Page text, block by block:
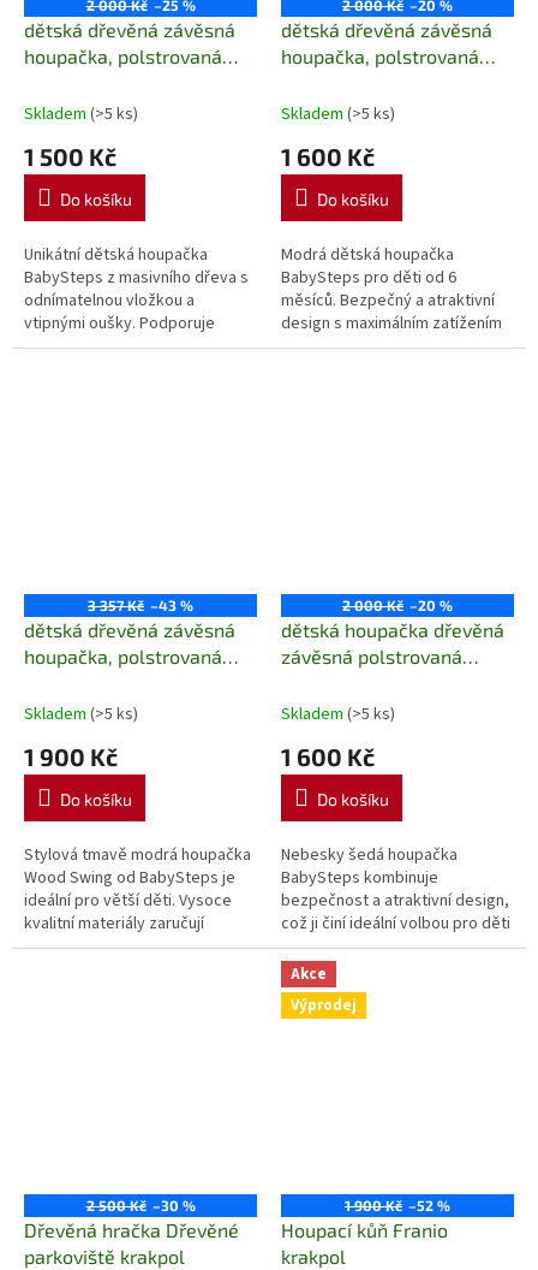
2 000 Kč –25 %
dětská dřevěná závěsná
houpačka, polstrovaná
babysteps
Skladem (>5 ks)
1 500 Kč
Do košíku
Unikátní dětská houpačka
BabySteps z masivního dřeva s
odnímatelnou vložkou a
vtipnými oušky. Podporuje
zdravý fyzický rozvoj a přináší
2 000 Kč –20 %
dětská dřevěná závěsná
houpačka, polstrovaná
babysteps
Skladem (>5 ks)
1 600 Kč
Do košíku
Modrá dětská houpačka
BabySteps pro děti od 6
měsíců. Bezpečný a atraktivní
design s maximálním zatížením
20 kg, vyrobená z masivního
3 357 Kč –43 %
dětská dřevěná závěsná
houpačka, polstrovaná
babysteps
Skladem (>5 ks)
1 900 Kč
Do košíku
Stylová tmavě modrá houpačka
Wood Swing od BabySteps je
ideální pro větší děti. Vysoce
kvalitní materiály zaručují
bezpečnost a podporují jejich
2 000 Kč –20 %
dětská houpačka dřevěná
závěsná polstrovaná
babysteps
Skladem (>5 ks)
1 600 Kč
Do košíku
Nebesky šedá houpačka
BabySteps kombinuje
bezpečnost a atraktivní design,
což ji činí ideální volbou pro děti
od 6 měsíců. Vyrobena z
masivního dřeva a
certifikovaných...
2 500 Kč –30 %
Dřevěná hračka Dřevěné
parkoviště krakpol
Akce
Výprodej
1 900 Kč –52 %
Houpací kůň Franio
krakpol